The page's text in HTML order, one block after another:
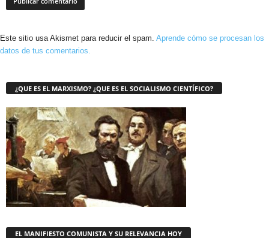
Este sitio usa Akismet para reducir el spam. Aprende cómo se procesan los
datos de tus comentarios.
¿QUE ES EL MARXISMO? ¿QUE ES EL SOCIALISMO CIENTÍFICO?
EL MANIFIESTO COMUNISTA Y SU RELEVANCIA HOY